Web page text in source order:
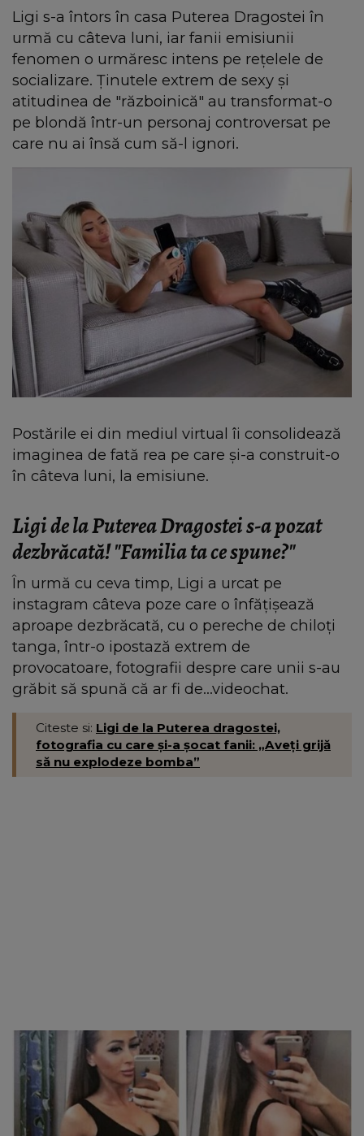
Ligi s-a întors în casa Puterea Dragostei în
urmă cu câteva luni, iar fanii emisiunii
fenomen o urmăresc intens pe reţelele de
socializare. Ţinutele extrem de sexy şi
atitudinea de "războinică" au transformat-o
pe blondă într-un personaj controversat pe
care nu ai însă cum să-l ignori.
Postările ei din mediul virtual îi consolidează
imaginea de fată rea pe care şi-a construit-o
în câteva luni, la emisiune.
Ligi de la Puterea Dragostei s-a pozat
dezbrăcată! "Familia ta ce spune?"
În urmă cu ceva timp, Ligi a urcat pe
instagram câteva poze care o înfăţişează
aproape dezbrăcată, cu o pereche de chiloţi
tanga, într-o ipostază extrem de
provocatoare, fotografii despre care unii s-au
grăbit să spună că ar fi de...videochat.
Citeste si: Ligi de la Puterea dragostei,
fotografia cu care și-a șocat fanii: „Aveți grijă
să nu explodeze bomba”